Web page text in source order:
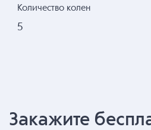
Количество колен
5
Закажите